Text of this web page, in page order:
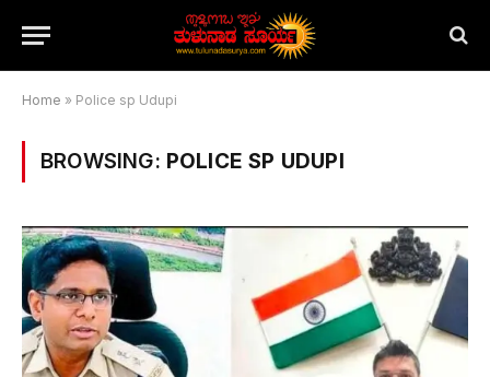
Home » Police sp Udupi
BROWSING: POLICE SP UDUPI